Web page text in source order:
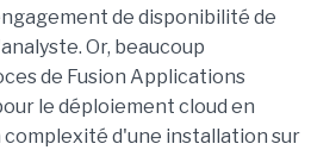
de disponibilité de
Or, beaucoup
de Fusion Applications
le déploiement cloud en
complexité d'une installation sur